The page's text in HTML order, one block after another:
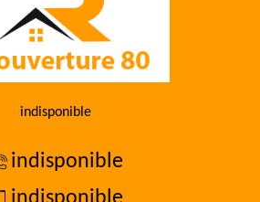
indisponible
indisponible